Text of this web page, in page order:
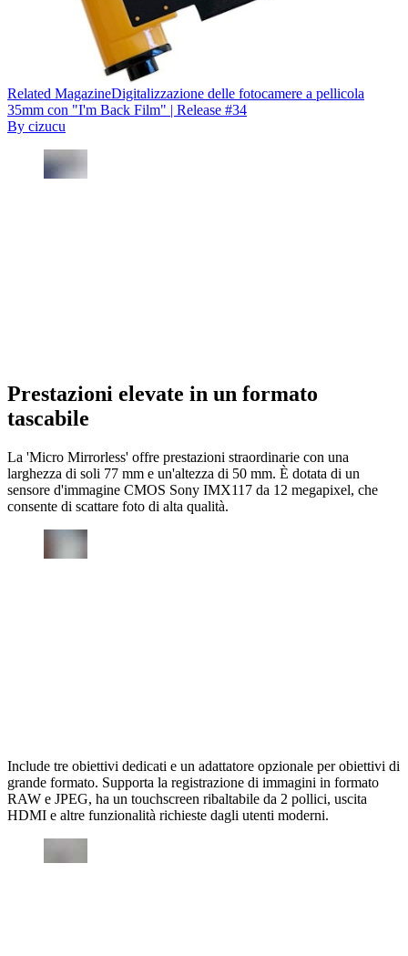
Related MagazineDigitalizzazione delle fotocamere a pellicola
35mm con "I'm Back Film" | Release #34
By cizucu
Prestazioni elevate in un formato
tascabile
La 'Micro Mirrorless' offre prestazioni straordinarie con una
larghezza di soli 77 mm e un'altezza di 50 mm. È dotata di un
sensore d'immagine CMOS Sony IMX117 da 12 megapixel, che
consente di scattare foto di alta qualità.
Include tre obiettivi dedicati e un adattatore opzionale per obiettivi di
grande formato. Supporta la registrazione di immagini in formato
RAW e JPEG, ha un touchscreen ribaltabile da 2 pollici, uscita
HDMI e altre funzionalità richieste dagli utenti moderni.